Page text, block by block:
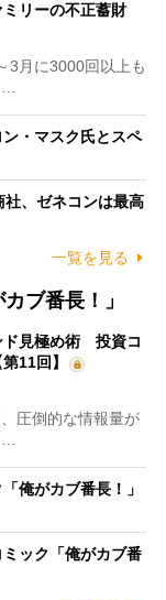
リーの不正蓄財
3月に3000回以上も
…
ン・マスク氏とスペ
社、ゼネコンは最高
一覧を見る
ブ番長！」
ド見極め術 投資コ
11回】
圧倒的な情報量が
…
俺がカブ番長！」
ック「俺がカブ番